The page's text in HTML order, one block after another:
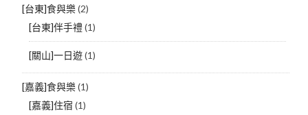
[台東]食與樂(2)
[台東]伴手禮(1)
[關山]一日遊(1)
[嘉義]食與樂(1)
[嘉義]住宿 (1)